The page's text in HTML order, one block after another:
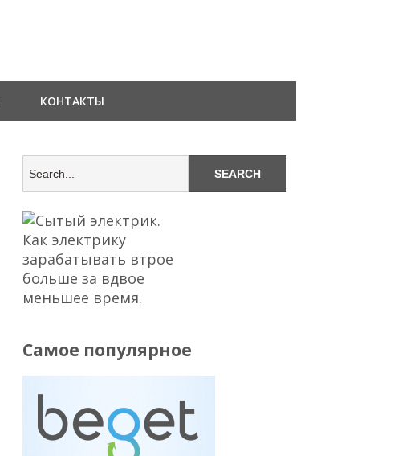
КОНТАКТЫ
Самое популярное